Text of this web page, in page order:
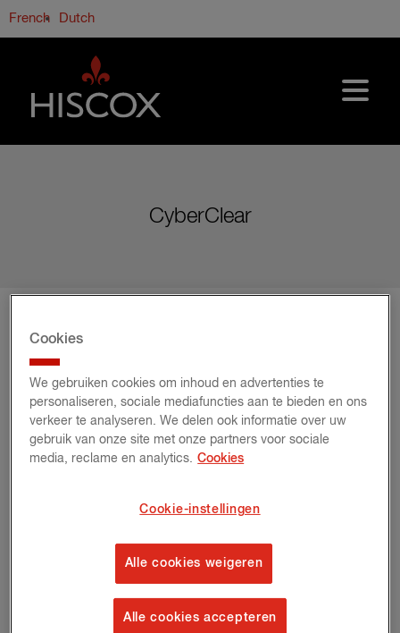
French Dutch
CyberClear
Glossaire cyber
Questionnaire préalable d’assurance
Questionnaire préalable d’assurance simplifié
Document d’information (IPID) Cyber BCR202506
Cookies
We gebruiken cookies om inhoud en advertenties te
personaliseren, sociale mediafuncties aan te bieden en ons
verkeer te analyseren. We delen ook informatie over uw
gebruik van onze site met onze partners voor sociale
media, reclame en analytics.
Cookies
Cookie-instellingen
Alle cookies weigeren
Alle cookies accepteren